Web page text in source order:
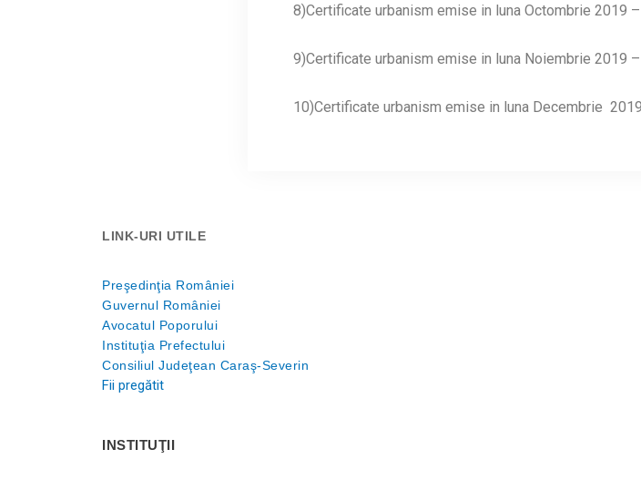
8)Certificate urbanism emise in luna Octombrie 2019 –
9)Certificate urbanism emise in luna Noiembrie 2019 –
10)Certificate urbanism emise in luna Decembrie
LINK-URI UTILE
Preşedinţia României
Guvernul României
Avocatul Poporului
Instituţia Prefectului
Consiliul Judeţean Caraş-Severin
Fii pregătit
INSTITUŢII